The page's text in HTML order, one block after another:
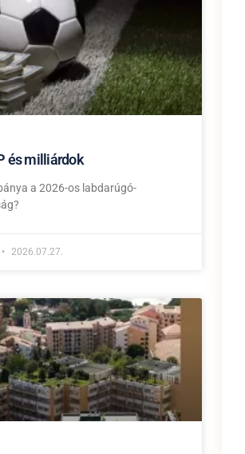
és milliárdok
a 2026-os labdarúgó-
2026.07.27.